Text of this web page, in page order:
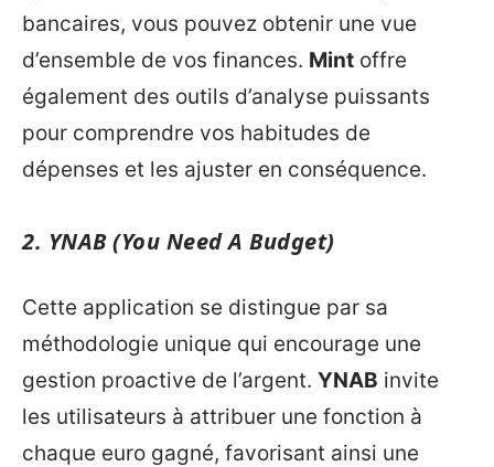
bancaires, vous pouvez obtenir une vue
d’ensemble de vos finances. Mint offre
également des outils d’analyse puissants
pour comprendre vos habitudes de
dépenses et les ajuster en conséquence.
2. YNAB (You Need A Budget)
Cette application se distingue par sa
méthodologie unique qui encourage une
gestion proactive de l’argent. YNAB invite
les utilisateurs à attribuer une fonction à
chaque euro gagné, favorisant ainsi une